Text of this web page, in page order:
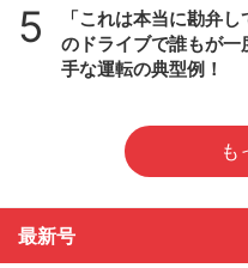
5
「これは本当に勘弁
のドライブで誰もが一
手な運転の典型例！
も
最新号